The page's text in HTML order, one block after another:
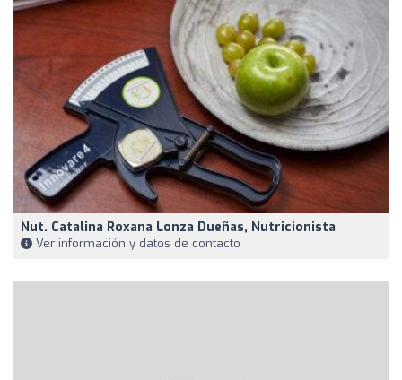
Nut. Catalina Roxana Lonza Dueñas, Nutricionista
Ver información y datos de contacto